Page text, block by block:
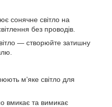
сонячне світло на
без проводів.
— створюйте затишну
м’яке світло для
вмикає та вимикає